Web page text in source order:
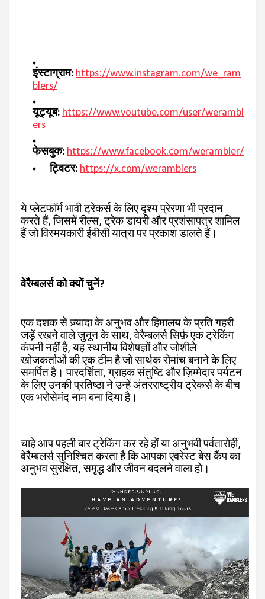
इंस्टाग्राम: https://www.instagram.com/we_ram
blers/
यूट्यूब: https://www.youtube.com/user/werambl
ers
फेसबुक: https://www.facebook.com/werambler/
ट्विटर: https://x.com/weramblers
ये प्लेटफॉर्म भावी ट्रेकर्स के लिए दृश्य प्रेरणा भी प्रदान
करते हैं, जिसमें रील्स, ट्रेक डायरी और प्रशंसापत्र शामिल
हैं जो विस्मयकारी ईबीसी यात्रा पर प्रकाश डालते हैं।
वेरैम्बलर्स को क्यों चुनें?
एक दशक से ज़्यादा के अनुभव और हिमालय के प्रति गहरी
जड़ें रखने वाले जुनून के साथ, वेरैम्बलर्स सिर्फ़ एक ट्रेकिंग
कंपनी नहीं है, यह स्थानीय विशेषज्ञों और जोशीले
खोजकर्ताओं की एक टीम है जो सार्थक रोमांच बनाने के लिए
समर्पित है। पारदर्शिता, ग्राहक संतुष्टि और ज़िम्मेदार पर्यटन
के लिए उनकी प्रतिष्ठा ने उन्हें अंतरराष्ट्रीय ट्रेकर्स के बीच
एक भरोसेमंद नाम बना दिया है।
चाहे आप पहली बार ट्रेकिंग कर रहे हों या अनुभवी पर्वतारोही,
वेरैम्बलर्स सुनिश्चित करता है कि आपका एवरेस्ट बेस कैंप का
अनुभव सुरक्षित, समृद्ध और जीवन बदलने वाला हो।